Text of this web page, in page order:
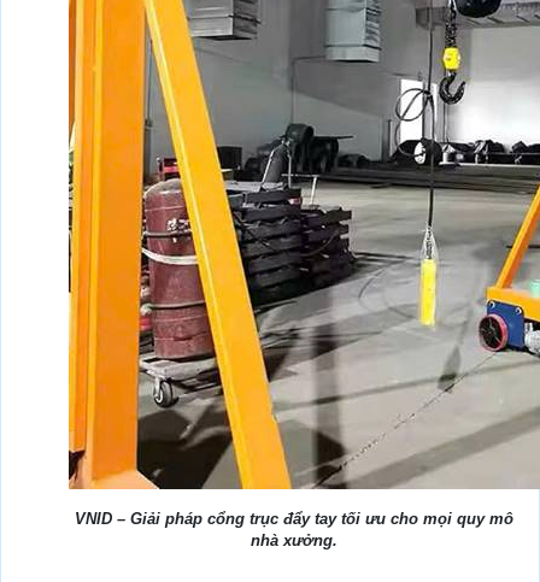
VNID – Giải pháp cổng trục đẩy tay tối ưu cho mọi quy mô
nhà xưởng.